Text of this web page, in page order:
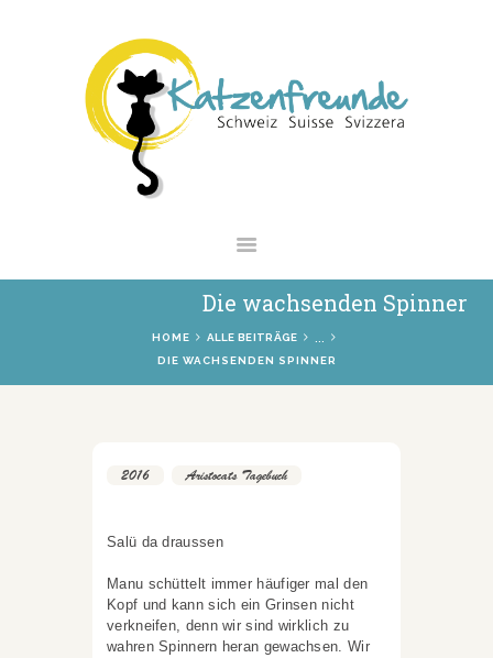
Die wachsenden Spinner
HOME ALLE BEITRÄGE
DIE WACHSENDEN SPINNER
NEWS
VERMITTLUNG
INTERESSANTES
SHOP
2016 Aristocats Tagebuch
Salü da draussen
Manu schüttelt immer häufiger mal den
Kopf und kann sich ein Grinsen nicht
verkneifen, denn wir sind wirklich zu
wahren Spinnern heran gewachsen. Wir